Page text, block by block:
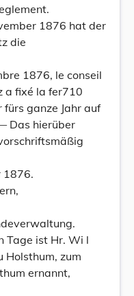
1876 hat der
die
1876, le conseil
a fixé la fer710
ganze Jahr auf
Das hierüber
1876.
Tage ist Hr. Wi l
Holsthum, zum
ernannt,